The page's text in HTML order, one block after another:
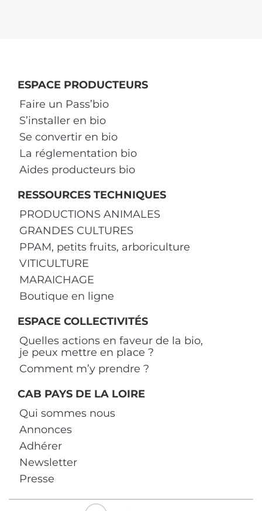
ESPACE PRODUCTEURS
Faire un Pass’bio
S’installer en bio
Se convertir en bio
La réglementation bio
Aides producteurs bio
RESSOURCES TECHNIQUES
PRODUCTIONS ANIMALES
GRANDES CULTURES
PPAM, petits fruits, arboriculture
VITICULTURE
MARAICHAGE
Boutique en ligne
ESPACE COLLECTIVITÉS
Quelles actions en faveur de la bio,
je peux mettre en place ?
Comment m’y prendre ?
CAB PAYS DE LA LOIRE
Qui sommes nous
Annonces
Adhérer
Newsletter
Presse